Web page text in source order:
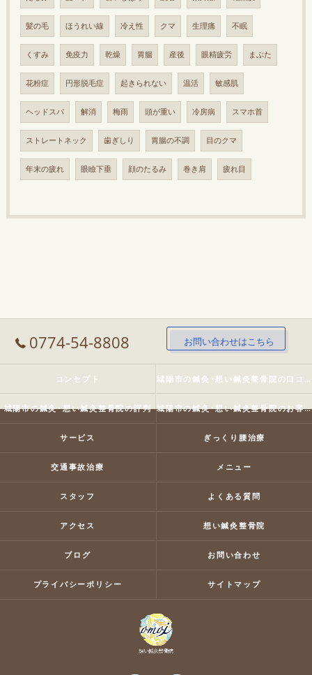
髪の毛 ほうれい線 冷え性 クマ 生理痛 不眠
くすみ 免疫力 乾燥 胃腸 産後 眼精疲労 まぶた
花粉症 円形脱毛症 起きられない 温活 敏感肌
ヘッドスパ 解消 梅雨 頭が重い 冷房病 スマホ首
ストレートネック 歯ぎしり 胃腸の不調 目のクマ
年末の疲れ 眼瞼下垂 顔のたるみ 巻き肩 疲れ目
0774-54-8808 お問い合わせはこちら
コンセプト 城陽市の鍼灸･想い鍼灸整骨院の口コミ情報
城陽市の鍼灸･想い鍼灸整骨院の評判 城陽市の鍼灸･想い鍼灸整骨院のお客様の声
サービス ぎっくり腰治療
交通事故治療 メニュー
スタッフ よくある質問
アクセス 想い鍼灸整骨院
ブログ お問い合わせ
プライバシーポリシー サイトマップ